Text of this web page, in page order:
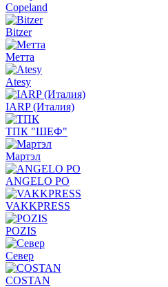
Copeland
Bitzer
Метта
Atesy
IARP (Италия)
ТПК "ШЕФ"
Мартэл
ANGELO PO
VAKKPRESS
POZIS
Север
COSTAN